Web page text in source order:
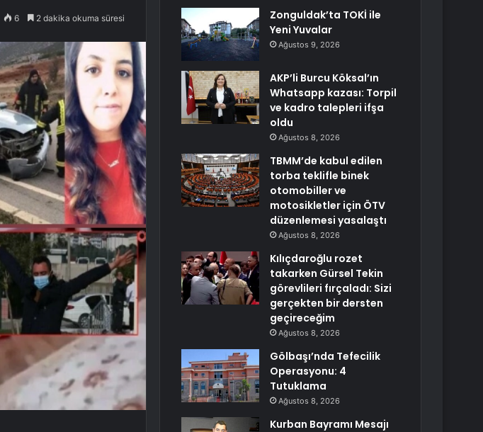
6 2 dakika okuma süresi
Zonguldak’ta TOKİ ile
Yeni Yuvalar
Ağustos 9, 2026
AKP’li Burcu Köksal’ın
Whatsapp kazası: Torpil
ve kadro talepleri ifşa
oldu
Ağustos 8, 2026
TBMM’de kabul edilen
torba teklifle binek
otomobiller ve
motosikletler için ÖTV
düzenlemesi yasalaştı
Ağustos 8, 2026
Kılıçdaroğlu rozet
takarken Gürsel Tekin
görevlileri fırçaladı: Sizi
gerçekten bir dersten
geçireceğim
Ağustos 8, 2026
Gölbaşı’nda Tefecilik
Operasyonu: 4
Tutuklama
Ağustos 8, 2026
Kurban Bayramı Mesajı